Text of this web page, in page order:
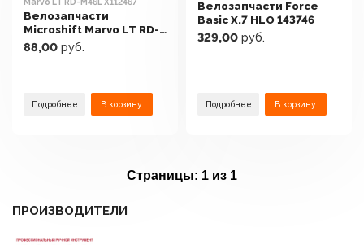
Велозапчасти
Microshift Marvo LT RD-
M46L X112467
88,00 руб.
Подробнее В корзину
Велозапчасти Force
Basic X.7 HLO 143746
329,00 руб.
Подробнее В корзину
Страницы: 1 из 1
ПРОИЗВОДИТЕЛИ